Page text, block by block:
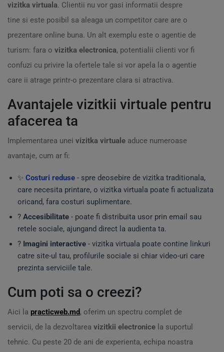
vizitka virtuala. Clientii nu vor gasi informatii despre
tine si este posibil sa aleaga un competitor care are o
prezentare online buna. Un alt exemplu este o agentie de
turism: fara o vizitka electronica, potentialii clienti vor fi
confuzi cu privire la ofertele tale si vor apela la o agentie
care ii atrage printr-o prezentare clara si atractiva.
Avantajele vizitkii virtuale pentru
afacerea ta
Implementarea unei vizitka virtuale aduce numeroase
avantaje, cum ar fi:
✨ Costuri reduse - spre deosebire de vizitka traditionala,
care necesita printare, o vizitka virtuala poate fi actualizata
oricand, fara costuri suplimentare.
? Accesibilitate - poate fi distribuita usor prin email sau
retele sociale, ajungand direct la audienta ta.
? Imagini interactive - vizitka virtuala poate contine linkuri
catre site-ul tau, profilurile sociale si chiar video-uri care
prezinta serviciile tale.
Cum poti sa o creezi?
Aici la practicweb.md, oferim un spectru complet de
servicii, de la dezvoltarea vizitkii electronice la suportul
tehnic. Cu peste 20 de ani de experienta, echipa noastra